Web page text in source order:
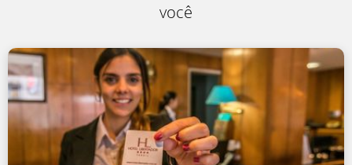
você